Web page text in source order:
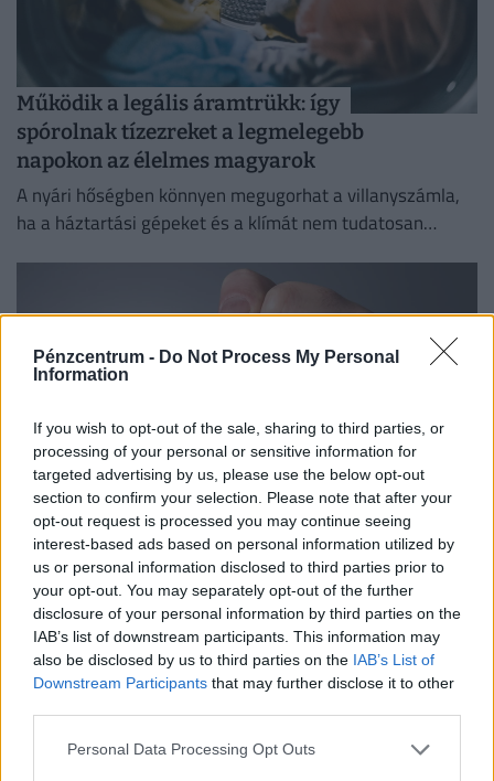
Pénzcentrum - Do Not Process My Personal
Information
If you wish to opt-out of the sale, sharing to third parties, or
processing of your personal or sensitive information for
targeted advertising by us, please use the below opt-out
section to confirm your selection. Please note that after your
opt-out request is processed you may continue seeing
interest-based ads based on personal information utilized by
us or personal information disclosed to third parties prior to
your opt-out. You may separately opt-out of the further
disclosure of your personal information by third parties on the
IAB’s list of downstream participants. This information may
also be disclosed by us to third parties on the IAB’s List of
Downstream Participants that may further disclose it to other
Personal Data Processing Opt Outs
Működik a legális áramtrükk: így
spórolnak tízezreket a legmelegebb
napokon az élelmes magyarok
A nyári hőségben könnyen megugorhat a villanyszámla,
ha a háztartási gépeket és a klímát nem tudatosan
Újabb focista a bíróság előtt: testi sértés a
vád, ebből nehezen fog kimászni
A támadó, aki jelenleg a szaúdi Al-Ahli játékosa, a
közelmúltban a világbajnokságon is pályára lépett - most
testi sértés miatt kell majd felelnie a törvény...